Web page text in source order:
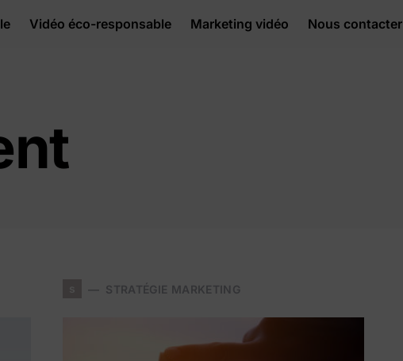
Vidéo éco-responsable Marketing vidéo Nous contacter
STRATÉGIE MARKETING